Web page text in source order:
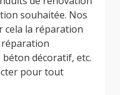
souhaitée. Nos
la réparation
réparation
béton décoratif, etc.
pour tout